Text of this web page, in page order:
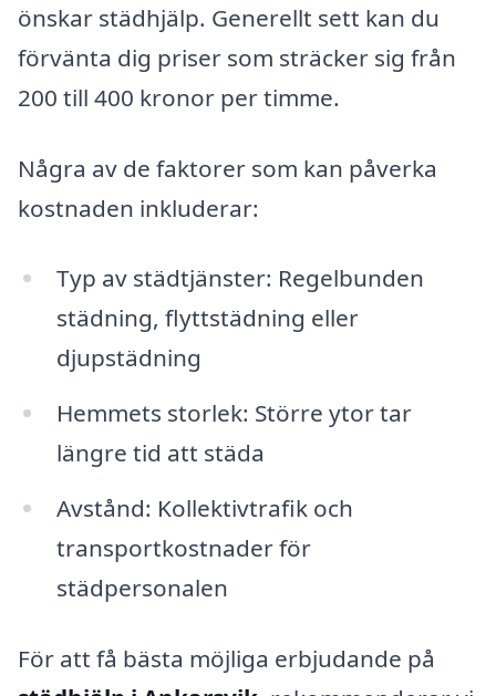
önskar städhjälp. Generellt sett kan du
förvänta dig priser som sträcker sig från
200 till 400 kronor per timme.
Några av de faktorer som kan påverka
kostnaden inkluderar:
Typ av städtjänster: Regelbunden
städning, flyttstädning eller
djupstädning
Hemmets storlek: Större ytor tar
längre tid att städa
Avstånd: Kollektivtrafik och
transportkostnader för
städpersonalen
För att få bästa möjliga erbjudande på